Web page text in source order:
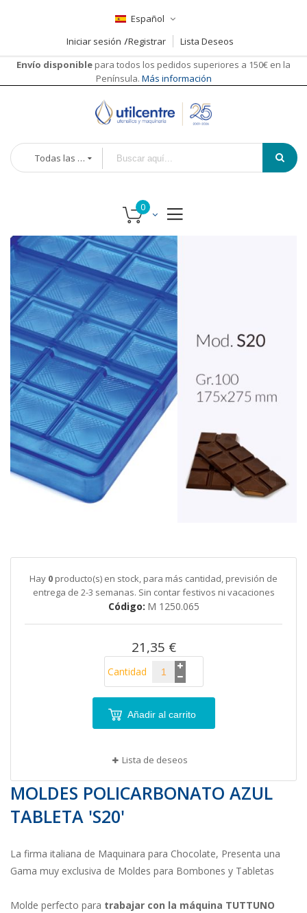
Español
Iniciar sesión
Registrar
Lista Deseos
Envío disponible para todos los pedidos superiores a 150€ en la
Península. Más información
Todas las categorías
Saltar
al
de
la
galería
de
imágenes
comienzo
galería
imágenes
Hay 0 producto(s) en stock, para más cantidad, previsión de
entrega de 2-3 semanas. Sin contar festivos ni vacaciones
Código M 1250.065
21,35 €
Cantidad
Añadir al carrito
Lista de deseos
MOLDES POLICARBONATO AZUL
TABLETA 'S20'
La firma italiana de Maquinara para Chocolate, Presenta una
Gama muy exclusiva de Moldes para Bombones y Tabletas
Molde perfecto para trabajar con la máquina TUTTUNO